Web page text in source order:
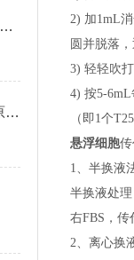
口蹄疫O型抗体检测试剂盒（酶联免疫法）检测原理
PCR和凝胶电泳实验常见问题及原因分析
2) 加1mL
圆并脱落
3) 轻轻吹
4) 按5-
（即1个
悬浮细胞
1、半换液
半换液处
右FBS，
2、离心换